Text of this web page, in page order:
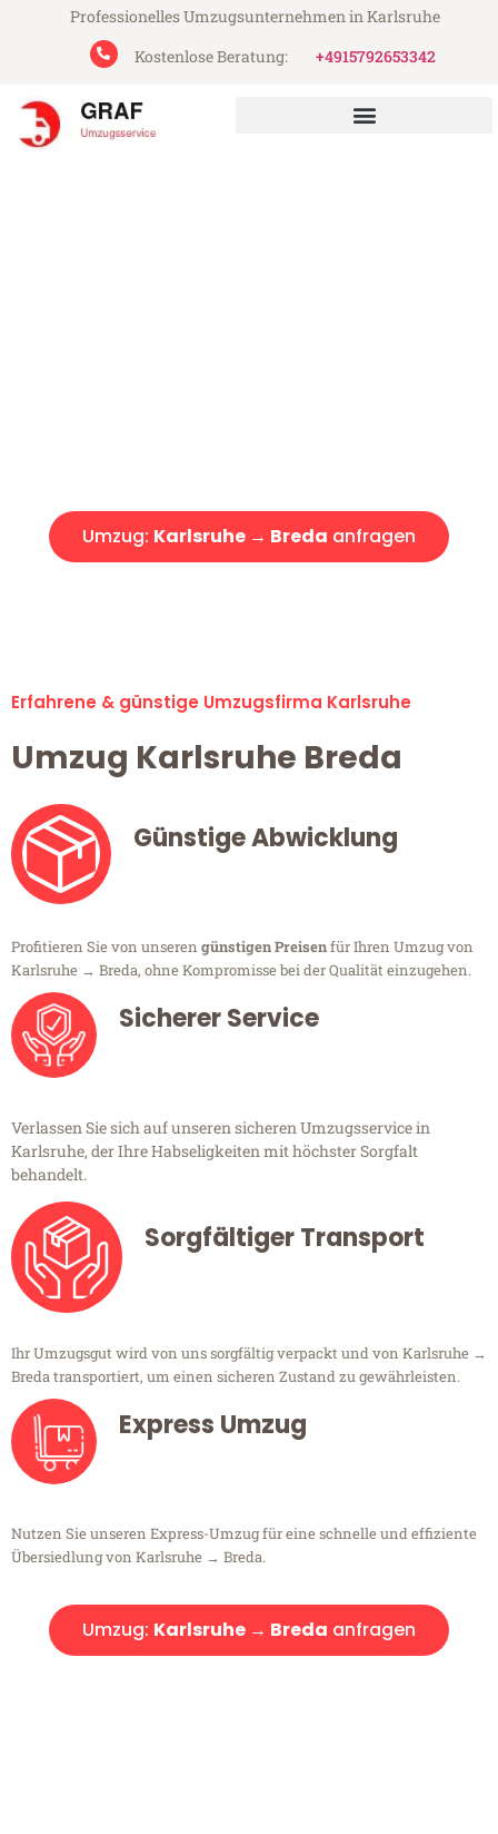
Professionelles Umzugsunternehmen in Karlsruhe
Kostenlose Beratung:
+4915792653342
Umzug: Karlsruhe → Breda anfragen
Erfahrene & günstige Umzugsfirma Karlsruhe
Umzug Karlsruhe Breda
Günstige Abwicklung
Profitieren Sie von unseren günstigen Preisenfür Ihren Umzug von
Karlsruhe → Breda, ohne Kompromisse bei der Qualität einzugehen.
Sicherer Service
Verlassen Sie sich auf unseren sicheren Umzugsservice in
Karlsruhe, der Ihre Habseligkeiten mit höchster Sorgfalt
behandelt.
Sorgfältiger Transport
Ihr Umzugsgut wird von uns sorgfältig verpackt und von Karlsruhe →
Breda transportiert, um einen sicheren Zustand zu gewährleisten.
Express Umzug
Nutzen Sie unseren Express-Umzug für eine schnelle und effiziente
Übersiedlung von Karlsruhe → Breda.
Umzug: Karlsruhe → Breda anfragen